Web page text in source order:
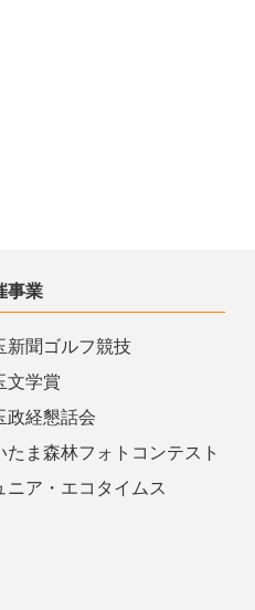
事業
新聞ゴルフ競技
文学賞
政経懇話会
たま森林フォトコンテスト
ニア・エコタイムス